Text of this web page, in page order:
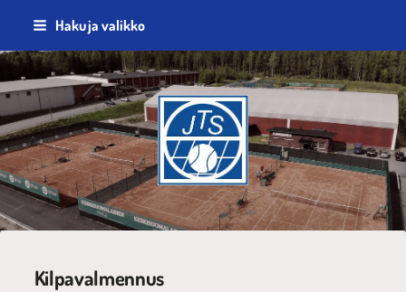
Siirry
sisältöön
Haku ja valikko
Jyväskylän Tennisseura ry
Kilpavalmennus